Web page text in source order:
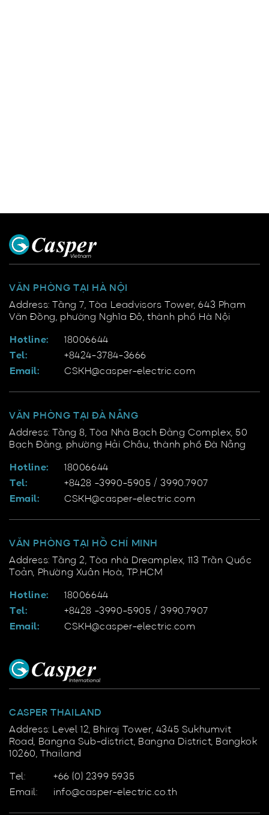
VĂN PHÒNG TẠI HÀ NỘI
Address: Tầng 7, Tòa Leadvisors Tower, 643 Phạm
Văn Đồng, phường Nghĩa Đô, thành phố Hà Nội
Hotline:
18006644
Tel:
+8424-3784-3666
Email:
CSKH@casper-electric.com
VĂN PHÒNG TẠI ĐÀ NẴNG
Address: Tầng 8, Tòa Nhà Bạch Đằng Complex, 50
Bạch Đằng, phường Hải Châu, thành phố Đà Nẵng
Hotline:
18006644
Tel:
+8428 -3990-5905 / 3990.7907
Email:
CSKH@casper-electric.com
VĂN PHÒNG TẠI HỒ CHÍ MINH
Address: Tầng 2, Tòa nhà Dreamplex, 113 Trần Quốc
Toản, Phường Xuân Hoà, TP.HCM
Hotline:
18006644
Tel:
+8428 -3990-5905 / 3990.7907
Email:
CSKH@casper-electric.com
CASPER THAILAND
Address: Level 12, Bhiraj Tower, 4345 Sukhumvit
Road, Bangna Sub-district, Bangna District, Bangkok
10260, Thailand
Tel:
+66 (0) 2399 5935
Email:
info@casper-electric.co.th